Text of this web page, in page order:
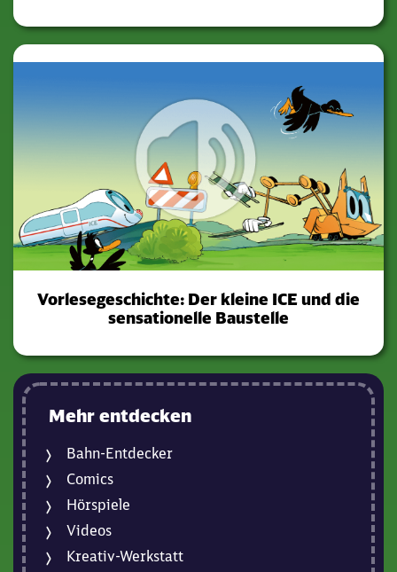
Vorlesegeschichte: Der kleine ICE und die
sensationelle Baustelle
Mehr entdecken
Bahn-Entdecker
Comics
Hörspiele
Videos
Kreativ-Werkstatt